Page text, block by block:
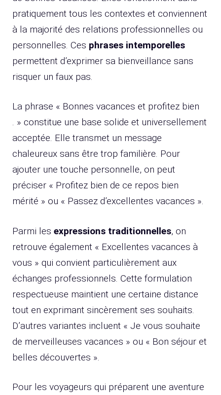
pratiquement tous les contextes et conviennent
à la majorité des relations professionnelles ou
personnelles. Ces phrases intemporelles
permettent d’exprimer sa bienveillance sans
risquer un faux pas.
La phrase « Bonnes vacances et profitez bien
. » constitue une base solide et universellement
acceptée. Elle transmet un message
chaleureux sans être trop familière. Pour
ajouter une touche personnelle, on peut
préciser « Profitez bien de ce repos bien
mérité » ou « Passez d’excellentes vacances ».
Parmi les expressions traditionnelles, on
retrouve également « Excellentes vacances à
vous » qui convient particulièrement aux
échanges professionnels. Cette formulation
respectueuse maintient une certaine distance
tout en exprimant sincèrement ses souhaits.
D’autres variantes incluent « Je vous souhaite
de merveilleuses vacances » ou « Bon séjour et
belles découvertes ».
Pour les voyageurs qui préparent une aventure